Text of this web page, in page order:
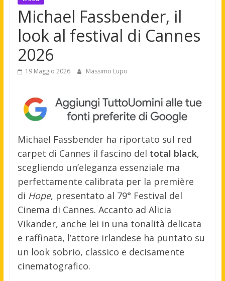
Michael Fassbender, il
look al festival di Cannes
2026
19 Maggio 2026 Massimo Lupo
Michael Fassbender ha riportato sul red
carpet di Cannes il fascino del total black,
scegliendo un’eleganza essenziale ma
perfettamente calibrata per la première
di Hope, presentato al 79° Festival del
Cinema di Cannes. Accanto ad Alicia
Vikander, anche lei in una tonalità delicata
e raffinata, l’attore irlandese ha puntato su
un look sobrio, classico e decisamente
cinematografico.